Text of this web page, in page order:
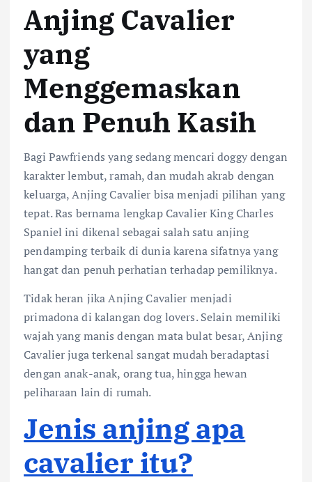
Anjing Cavalier
yang
Menggemaskan
dan Penuh Kasih
Bagi Pawfriends yang sedang mencari doggy dengan
karakter lembut, ramah, dan mudah akrab dengan
keluarga, Anjing Cavalier bisa menjadi pilihan yang
tepat. Ras bernama lengkap Cavalier King Charles
Spaniel ini dikenal sebagai salah satu anjing
pendamping terbaik di dunia karena sifatnya yang
hangat dan penuh perhatian terhadap pemiliknya.
Tidak heran jika Anjing Cavalier menjadi
primadona di kalangan dog lovers. Selain memiliki
wajah yang manis dengan mata bulat besar, Anjing
Cavalier juga terkenal sangat mudah beradaptasi
dengan anak-anak, orang tua, hingga hewan
peliharaan lain di rumah.
Jenis anjing apa
cavalier itu?